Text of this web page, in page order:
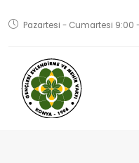
Pazartesi - Cumartesi 9:00